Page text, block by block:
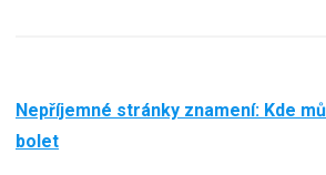
Nepříjemné stránky znamení: Kde
bolet